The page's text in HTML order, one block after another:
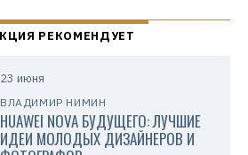
23 июня
ВЛАДИМИР НИМИН
HUAWEI NOVA БУДУЩЕГО: ЛУЧШИЕ
ИДЕИ МОЛОДЫХ ДИЗАЙНЕРОВ И